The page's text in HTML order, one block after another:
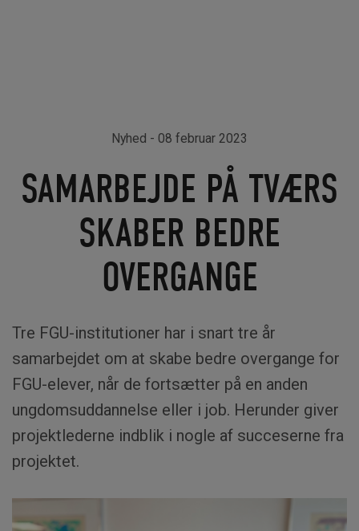
Nyhed - 08 februar 2023
SAMARBEJDE PÅ TVÆRS
SKABER BEDRE
OVERGANGE
Tre FGU-institutioner har i snart tre år
samarbejdet om at skabe bedre overgange for
FGU-elever, når de fortsætter på en anden
ungdomsuddannelse eller i job. Herunder giver
projektlederne indblik i nogle af succeserne fra
projektet.